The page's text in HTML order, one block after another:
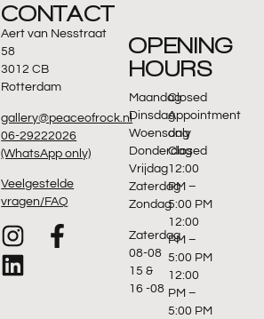
CONTACT
Aert van Nesstraat
58
3012 CB
Rotterdam
gallery@peaceofrock.nl
06-29222026
(WhatsApp only)
Veelgestelde
vragen/FAQ
OPENING
HOURS
Maandag
Dinsdag
Woensdag
Donderdag
Vrijdag
Zaterdag
Zondag
Zaterdag
08-08
15 &
16 -08
Closed
Appointment
only
Closed
12:00
PM –
5:00 PM
12:00
PM –
5:00 PM
12:00
PM –
5:00 PM